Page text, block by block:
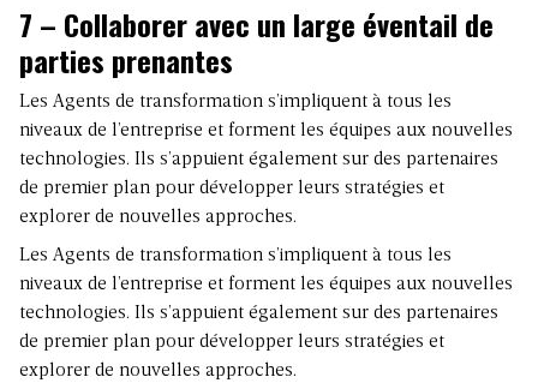
7 – Collaborer avec un large éventail de
parties prenantes
Les Agents de transformation s’impliquent à tous les
niveaux de l’entreprise et forment les équipes aux nouvelles
technologies. Ils s’appuient également sur des partenaires
de premier plan pour développer leurs stratégies et
explorer de nouvelles approches.
Les Agents de transformation s’impliquent à tous les
niveaux de l’entreprise et forment les équipes aux nouvelles
technologies. Ils s’appuient également sur des partenaires
de premier plan pour développer leurs stratégies et
explorer de nouvelles approches.